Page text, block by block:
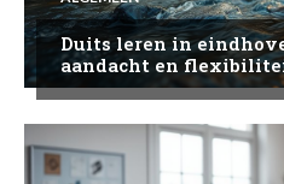
Duits leren in
aandacht en